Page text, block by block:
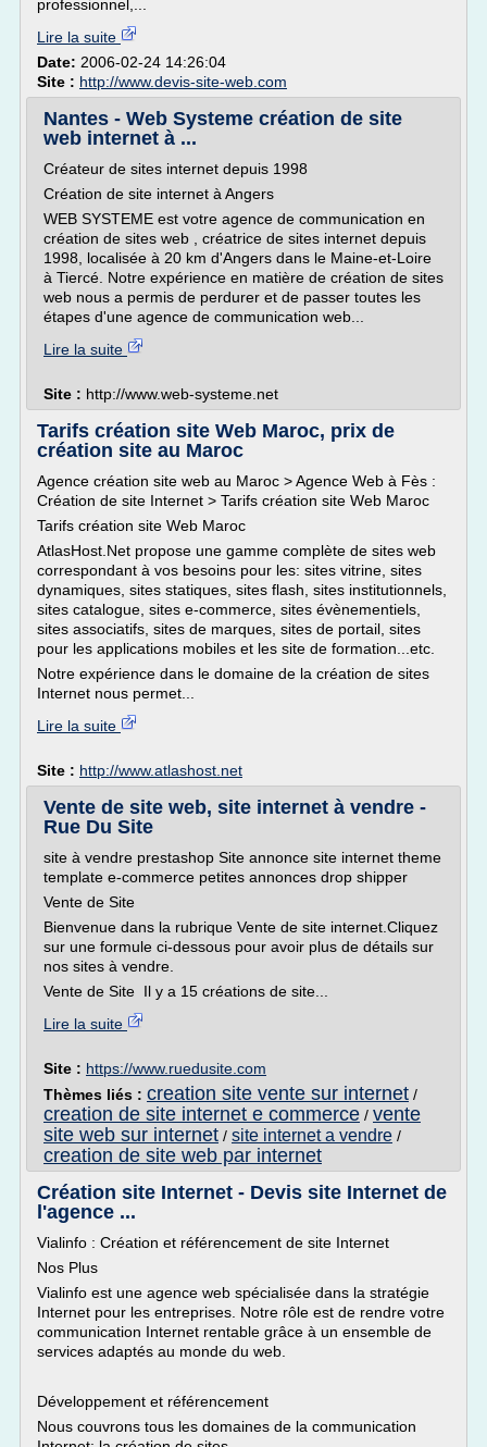
professionnel,...
Lire la suite
Date: 2006-02-24 14:26:04
Site : http://www.devis-site-web.com
Nantes - Web Systeme création de site
web internet à ...
Créateur de sites internet depuis 1998
Création de site internet à Angers
WEB SYSTEME est votre agence de communication en
création de sites web , créatrice de sites internet depuis
1998, localisée à 20 km d'Angers dans le Maine-et-Loire
à Tiercé. Notre expérience en matière de création de sites
web nous a permis de perdurer et de passer toutes les
étapes d'une agence de communication web...
Lire la suite
Site : http://www.web-systeme.net
Tarifs création site Web Maroc, prix de
création site au Maroc
Agence création site web au Maroc > Agence Web à Fès :
Création de site Internet > Tarifs création site Web Maroc
Tarifs création site Web Maroc
AtlasHost.Net propose une gamme complète de sites web
correspondant à vos besoins pour les: sites vitrine, sites
dynamiques, sites statiques, sites flash, sites institutionnels,
sites catalogue, sites e-commerce, sites évènementiels,
sites associatifs, sites de marques, sites de portail, sites
pour les applications mobiles et les site de formation...etc.
Notre expérience dans le domaine de la création de sites
Internet nous permet...
Lire la suite
Site : http://www.atlashost.net
Vente de site web, site internet à vendre -
Rue Du Site
site à vendre prestashop Site annonce site internet theme
template e-commerce petites annonces drop shipper
Vente de Site
Bienvenue dans la rubrique Vente de site internet.Cliquez
sur une formule ci-dessous pour avoir plus de détails sur
nos sites à vendre.
Vente de Site Il y a 15 créations de site...
Lire la suite
Site : https://www.ruedusite.com
Thèmes liés : creation site vente sur internet /
creation de site internet e commerce / vente
site web sur internet / site internet a vendre /
creation de site web par internet
Création site Internet - Devis site Internet de
l'agence ...
Vialinfo : Création et référencement de site Internet
Nos Plus
Vialinfo est une agence web spécialisée dans la stratégie
Internet pour les entreprises. Notre rôle est de rendre votre
communication Internet rentable grâce à un ensemble de
services adaptés au monde du web.
Développement et référencement
Nous couvrons tous les domaines de la communication